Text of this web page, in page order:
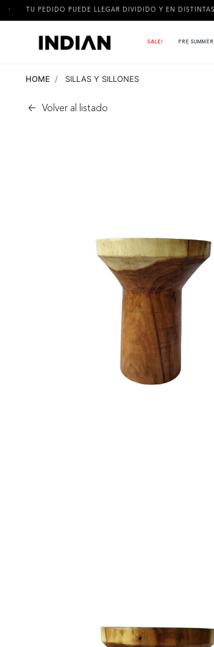
PUEDE LLEGAR DIVIDIDO Y EN DISTINTAS FECHAS!
SALE! PRE SUMMER
HOME SILLAS Y SILLONES
Volver al listado